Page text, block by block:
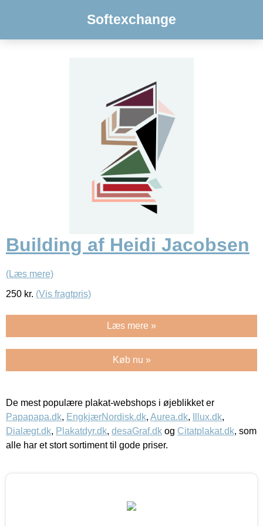
Softexchange
Building af Heidi Jacobsen
(Læs mere)
250 kr. (Vis fragtpris)
Læs mere »
Køb nu »
De mest populære plakat-webshops i øjeblikket er
Papapapa.dk, EngkjærNordisk.dk, Aurea.dk, Illux.dk,
Dialægt.dk, Plakatdyr.dk, desaGraf.dk og Citatplakat.dk, som
alle har et stort sortiment til gode priser.